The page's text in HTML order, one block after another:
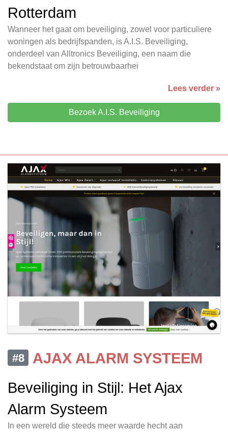
Rotterdam
Wanneer het gaat om beveiliging, zowel voor particuliere
woningen als bedrijfspanden, is A.I.S. Beveiliging,
onderdeel van Alltronics Beveiliging, een naam die
bekendstaat om zijn betrouwbaarhei
Lees verder »
Bezoek A.I.S. Beveiliging
#8
AJAX ALARM SYSTEEM
Beveiliging in Stijl: Het Ajax
Alarm Systeem
In een wereld die steeds meer waarde hecht aan